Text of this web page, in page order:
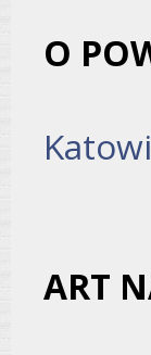
O
ART